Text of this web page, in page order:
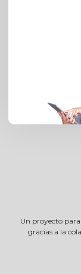
Un proyecto para
gracias a la